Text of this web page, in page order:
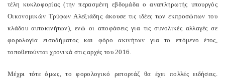
τέλη κυκλοφορίας (την περασμένη εβδομάδα ο αναπληρωτής υπουργός
Οικονομικών Τρύφων Αλεξιάδης άκουσε τις ιδέες των εκπροσώπων του
κλάδου αυτοκινήτων), ενώ οι αποφάσεις για τις συνολικές αλλαγές σε
φορολογία εισοδήματος και φόρο ακινήτων για το επόμενο έτος,
τοποθετούνται χρονικά στις αρχές του 2016.
Μέχρι τότε όμως, το φορολογικό ρεπορτάζ θα έχει πολλές ειδήσεις.